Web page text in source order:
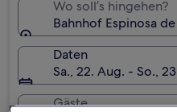
Wo soll’s hingehen?
Bahnhof Espinosa
Daten
Sa., 22. Aug. - So.,
Gäste